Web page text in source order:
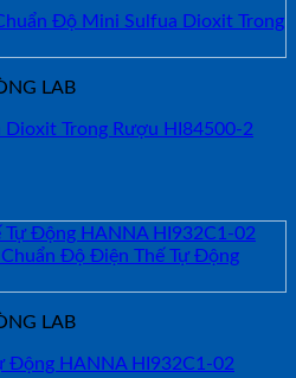
LAB
Trong Rượu HI84500-2
LAB
Động HANNA HI932C1-02